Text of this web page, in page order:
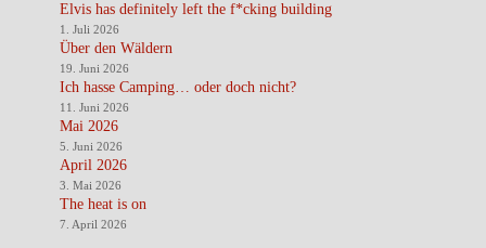
Elvis has definitely left the f*cking building
1. Juli 2026
Über den Wäldern
19. Juni 2026
Ich hasse Camping… oder doch nicht?
11. Juni 2026
Mai 2026
5. Juni 2026
April 2026
3. Mai 2026
The heat is on
7. April 2026